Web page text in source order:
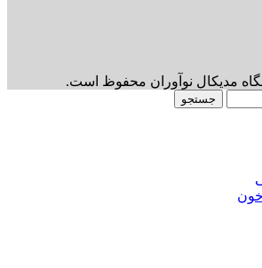
مدیکال نوآوران محفوظ است.
جستجو